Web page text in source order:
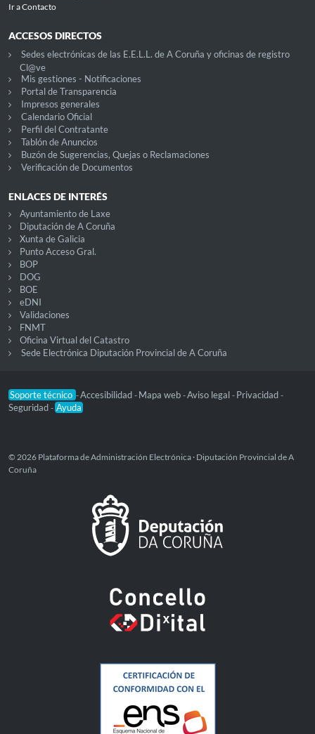
Ir a Contacto
ACCESOS DIRECTOS
Sedes electrónicas de las E.E.L.L. de A Coruña y oficinas de registro
Cl@ve
Mis gestiones - Notificaciones
Portal de Transparencia
Impresos generales
Calendario Oficial
Perfil del Contratante
Tablón de Anuncios
Buzón de Sugerencias, Quejas o Reclamaciones
Verificación de Documentos
ENLACES DE INTERÉS
Ayuntamiento de Laxe
Diputación de A Coruña
Xunta de Galicia
Punto Acceso Gral.
BOP
DOG
BOE
eDNI
Validaciones
FNMT
Oficina Virtual del Catastro
Sede Electrónica Diputación Provincial de A Coruña
Soporte técnico -Accesibilidad - Mapa web -Aviso legal - Privacidad -
Seguridad - Ayuda
© 2026 Plataforma de Administración Electrónica · Diputación Provincial de A
Coruña